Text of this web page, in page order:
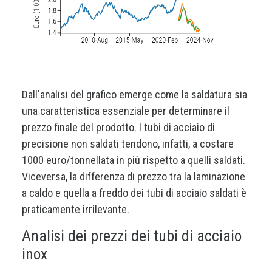
Dall'analisi del grafico emerge come la saldatura sia
una caratteristica essenziale per determinare il
prezzo finale del prodotto. I tubi di acciaio di
precisione non saldati tendono, infatti, a costare
1000 euro/tonnellata in più rispetto a quelli saldati.
Viceversa, la differenza di prezzo tra la laminazione
a caldo e quella a freddo dei tubi di acciaio saldati è
praticamente irrilevante.
Analisi dei prezzi dei tubi di acciaio
inox